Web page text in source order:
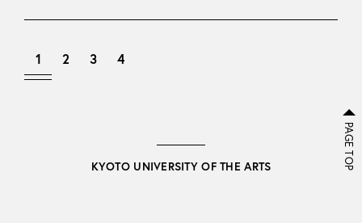
1 2 3 4
KYOTO UNIVERSITY OF THE ARTS PAGE TOP